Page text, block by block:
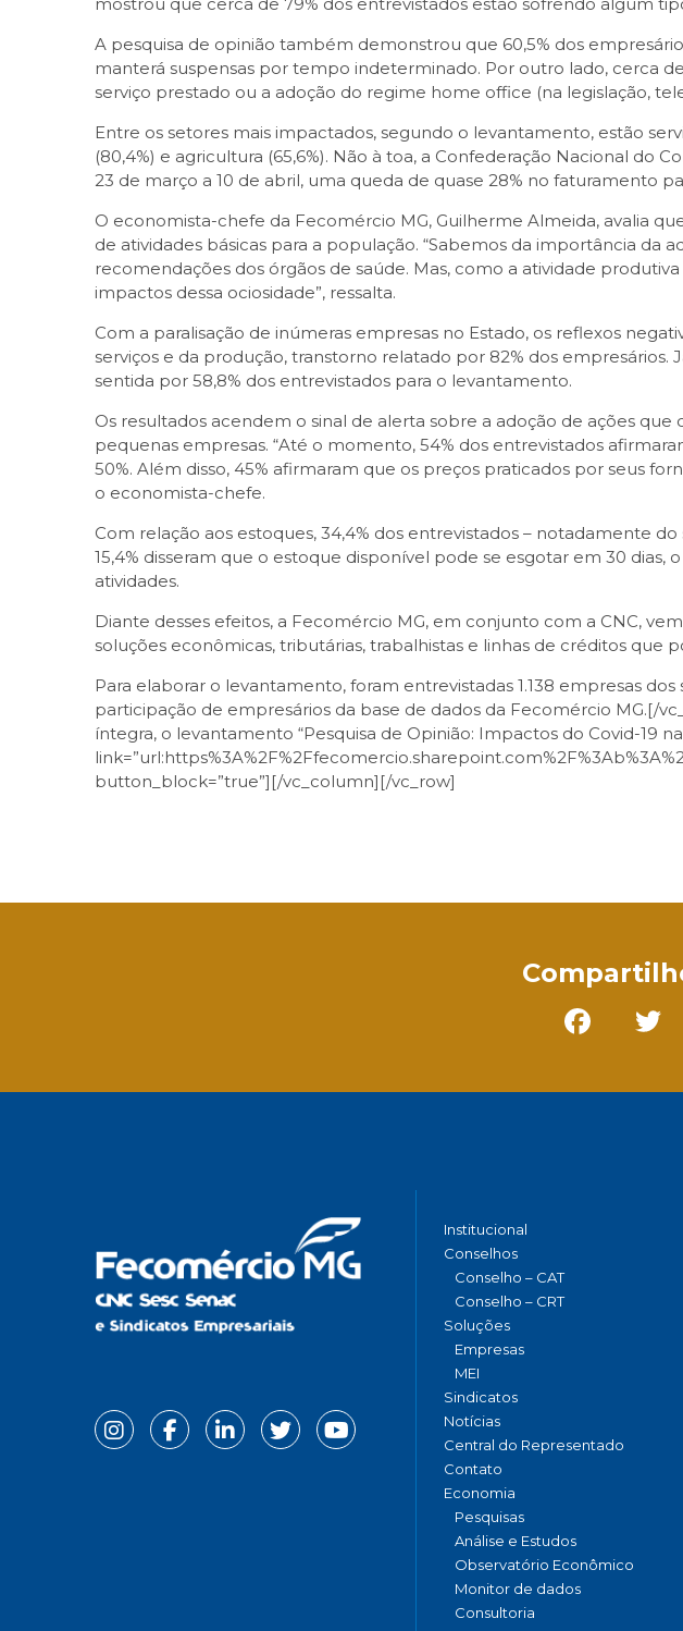
A pesquisa de opinião também demonstrou que 60,5% dos
manterá suspensas por tempo indeterminado. Por outro lado, cerca
serviço prestado ou a adoção do regime home office (na legislação,
Entre os setores mais impactados, segundo o levantamento, estão
(80,4%) e agricultura (65,6%). Não à toa, a Confederação Nacional do
23 de março a 10 de abril, uma queda de quase 28% no faturamento
O economista-chefe da Fecomércio MG, Guilherme Almeida, avalia
de atividades básicas para a população. “Sabemos da importância
recomendações dos órgãos de saúde. Mas, como a atividade
impactos dessa ociosidade”, ressalta.
Com a paralisação de inúmeras empresas no Estado, os reflexos
serviços e da produção, transtorno relatado por 82% dos
sentida por 58,8% dos entrevistados para o levantamento.
Os resultados acendem o sinal de alerta sobre a adoção de ações
pequenas empresas. “Até o momento, 54% dos entrevistados
50%. Além disso, 45% afirmaram que os preços praticados por seus
o economista-chefe.
Com relação aos estoques, 34,4% dos entrevistados – notadamente
15,4% disseram que o estoque disponível pode se esgotar em 30
atividades.
Diante desses efeitos, a Fecomércio MG, em conjunto com a CNC,
soluções econômicas, tributárias, trabalhistas e linhas de créditos que
Para elaborar o levantamento, foram entrevistadas 1.138 empresas
participação de empresários da base de dados da Fecomércio MG.[/
íntegra, o levantamento “Pesquisa de Opinião: Impactos do Covid-19
button_block=”true”][/vc_column][/vc_row]
Institucional
Conselhos
Conselho – CAT
Conselho – CRT
Soluções
Empresas
MEI
Sindicatos
Notícias
Central do Representado
Contato
Economia
Pesquisas
Análise e Estudos
Observatório Econômico
Monitor de dados
Consultoria